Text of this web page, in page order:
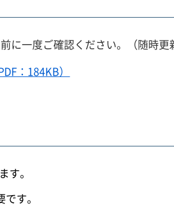
に一度ご確認ください。（随時更
：184KB）
す。
す。